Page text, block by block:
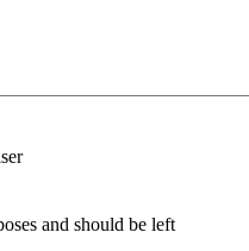
and should be left